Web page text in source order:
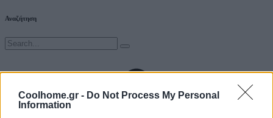
Coolhome.gr - Do Not Process My Personal
Information
Αναζήτηση